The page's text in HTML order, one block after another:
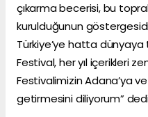
çıkarma becerisi, bu
kurulduğunun
Türkiye’ye hatta dünyaya
Festival, her yıl içerikleri
Festivalimizin Adana’ya
getirmesini diliyorum”